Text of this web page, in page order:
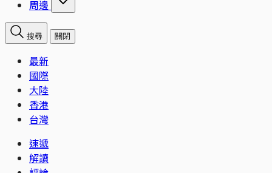
周邊
搜尋 關閉
最新
國際
大陸
香港
台灣
速遞
解讀